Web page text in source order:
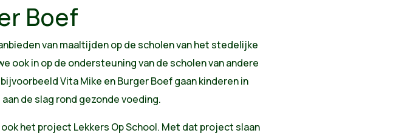
Boef
van maaltijden op de scholen van het stedelijke
ook in op de ondersteuning van de scholen van andere
Vita Mike en Burger Boef gaan kinderen in
de slag rond gezonde voeding.
het project Lekkers Op School. Met dat project slaan